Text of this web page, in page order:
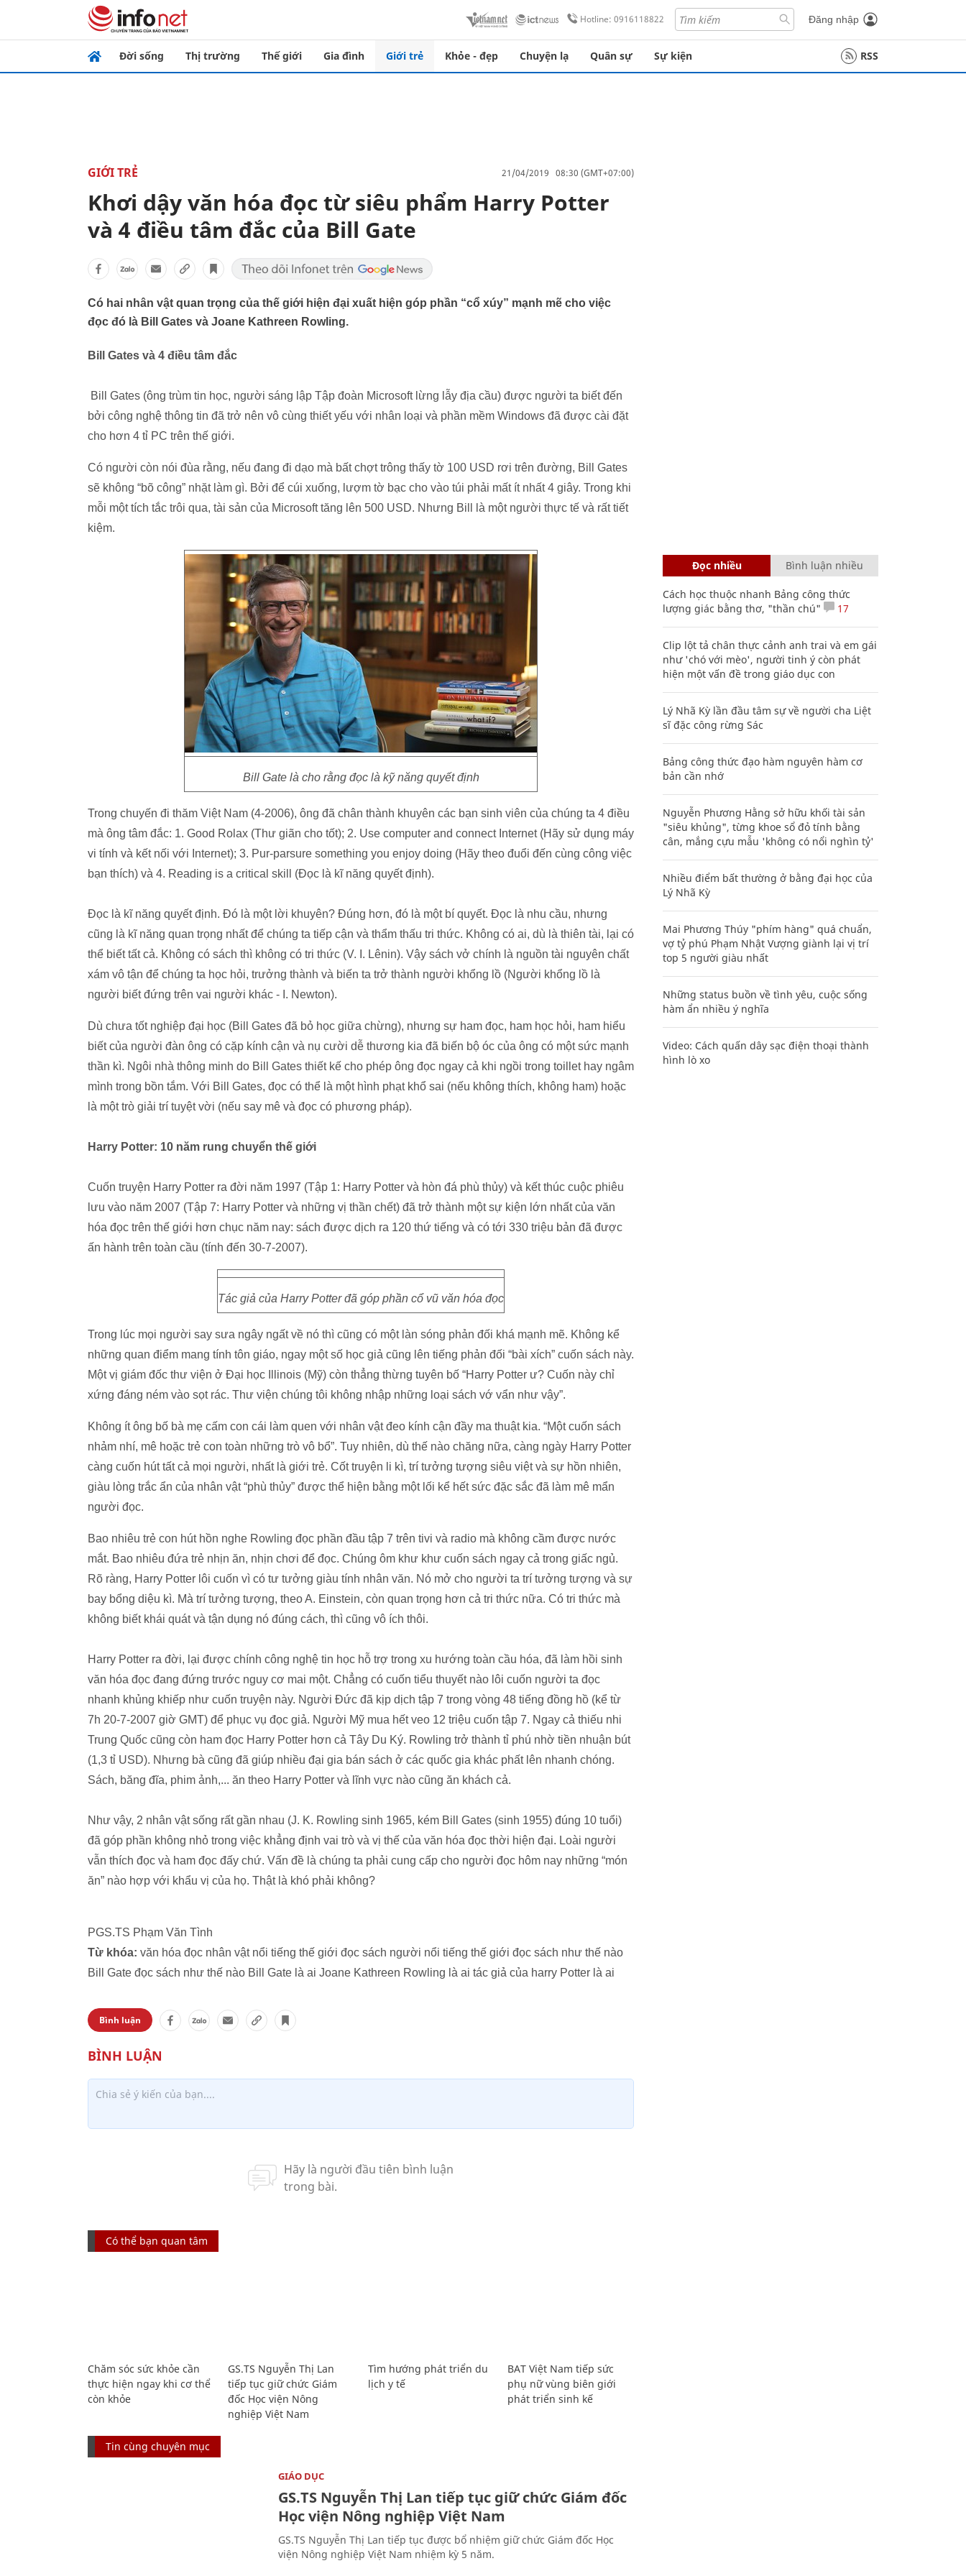
Hotline: 0916118822 Đăng nhập
Đời sống Thị trường Thế giới Gia đình Giới trẻ Khỏe - đẹp Chuyện lạ Quân sự Sự kiện RSS
GIỚI TRẺ 21/04/2019 08:30 (GMT+07:00)
Khơi dậy văn hóa đọc từ siêu phẩm Harry Potter
và 4 điều tâm đắc của Bill Gate
Có hai nhân vật quan trọng của thế giới hiện đại xuất hiện góp phần “cổ xúy” mạnh mẽ cho việc
đọc đó là Bill Gates và Joane Kathreen Rowling.
Bill Gates và 4 điều tâm đắc
Bill Gates (ông trùm tin học, người sáng lập Tập đoàn Microsoft lừng lẫy địa cầu) được người ta biết đến
bởi công nghệ thông tin đã trở nên vô cùng thiết yếu với nhân loại và phần mềm Windows đã được cài đặt
cho hơn 4 tỉ PC trên thế giới.
Có người còn nói đùa rằng, nếu đang đi dạo mà bất chợt trông thấy tờ 100 USD rơi trên đường, Bill Gates
sẽ không “bõ công” nhặt làm gì. Bởi để cúi xuống, lượm tờ bạc cho vào túi phải mất ít nhất 4 giây. Trong khi
mỗi một tích tắc trôi qua, tài sản của Microsoft tăng lên 500 USD. Nhưng Bill là một người thực tế và rất tiết
kiệm.
Bill Gate là cho rằng đọc là kỹ năng quyết định
Trong chuyến đi thăm Việt Nam (4-2006), ông đã chân thành khuyên các bạn sinh viên của chúng ta 4 điều
mà ông tâm đắc: 1. Good Rolax (Thư giãn cho tốt); 2. Use computer and connect Internet (Hãy sử dụng máy
vi tính và kết nối với Internet); 3. Pur-parsure something you enjoy doing (Hãy theo đuổi đến cùng công việc
bạn thích) và 4. Reading is a critical skill (Đọc là kĩ năng quyết định).
Đọc là kĩ năng quyết định. Đó là một lời khuyên? Đúng hơn, đó là một bí quyết. Đọc là nhu cầu, nhưng
cũng là kĩ năng quan trọng nhất để chúng ta tiếp cận và thẩm thấu tri thức. Không có ai, dù là thiên tài, lại có
thể biết tất cả. Không có sách thì không có tri thức (V. I. Lênin). Vậy sách vở chính là nguồn tài nguyên chất
xám vô tận để chúng ta học hỏi, trưởng thành và biến ta trở thành người khổng lồ (Người khổng lồ là
người biết đứng trên vai người khác - I. Newton).
Dù chưa tốt nghiệp đại học (Bill Gates đã bỏ học giữa chừng), nhưng sự ham đọc, ham học hỏi, ham hiểu
biết của người đàn ông có cặp kính cận và nụ cười dễ thương kia đã biến bộ óc của ông có một sức mạnh
thần kì. Ngôi nhà thông minh do Bill Gates thiết kế cho phép ông đọc ngay cả khi ngồi trong toillet hay ngâm
mình trong bồn tắm. Với Bill Gates, đọc có thể là một hình phạt khổ sai (nếu không thích, không ham) hoặc
là một trò giải trí tuyệt vời (nếu say mê và đọc có phương pháp).
Harry Potter: 10 năm rung chuyển thế giới
Cuốn truyện Harry Potter ra đời năm 1997 (Tập 1: Harry Potter và hòn đá phù thủy) và kết thúc cuộc phiêu
lưu vào năm 2007 (Tập 7: Harry Potter và những vị thần chết) đã trở thành một sự kiện lớn nhất của văn
hóa đọc trên thế giới hơn chục năm nay: sách được dịch ra 120 thứ tiếng và có tới 330 triệu bản đã được
ấn hành trên toàn cầu (tính đến 30-7-2007).
Tác giả của Harry Potter đã góp phần cổ vũ văn hóa đọc
Trong lúc mọi người say sưa ngây ngất về nó thì cũng có một làn sóng phản đối khá mạnh mẽ. Không kể
những quan điểm mang tính tôn giáo, ngay một số học giả cũng lên tiếng phản đối “bài xích” cuốn sách này.
Một vị giám đốc thư viện ở Đại học Illinois (Mỹ) còn thẳng thừng tuyên bố “Harry Potter ư? Cuốn này chỉ
xứng đáng ném vào sọt rác. Thư viện chúng tôi không nhập những loại sách vớ vẩn như vậy”.
Không ít ông bố bà mẹ cấm con cái làm quen với nhân vật đeo kính cận đầy ma thuật kia. “Một cuốn sách
nhảm nhí, mê hoặc trẻ con toàn những trò vô bổ”. Tuy nhiên, dù thế nào chăng nữa, càng ngày Harry Potter
càng cuốn hút tất cả mọi người, nhất là giới trẻ. Cốt truyện li kì, trí tưởng tượng siêu việt và sự hồn nhiên,
giàu lòng trắc ẩn của nhân vật “phù thủy” được thể hiện bằng một lối kể hết sức đặc sắc đã làm mê mẩn
người đọc.
Bao nhiêu trẻ con hút hồn nghe Rowling đọc phần đầu tập 7 trên tivi và radio mà không cầm được nước
mắt. Bao nhiêu đứa trẻ nhịn ăn, nhịn chơi để đọc. Chúng ôm khư khư cuốn sách ngay cả trong giấc ngủ.
Rõ ràng, Harry Potter lôi cuốn vì có tư tưởng giàu tính nhân văn. Nó mở cho người ta trí tưởng tượng và sự
bay bổng diệu kì. Mà trí tưởng tượng, theo A. Einstein, còn quan trọng hơn cả tri thức nữa. Có tri thức mà
không biết khái quát và tận dụng nó đúng cách, thì cũng vô ích thôi.
Harry Potter ra đời, lại được chính công nghệ tin học hỗ trợ trong xu hướng toàn cầu hóa, đã làm hồi sinh
văn hóa đọc đang đứng trước nguy cơ mai một. Chẳng có cuốn tiểu thuyết nào lôi cuốn người ta đọc
nhanh khủng khiếp như cuốn truyện này. Người Đức đã kịp dịch tập 7 trong vòng 48 tiếng đồng hồ (kể từ
7h 20-7-2007 giờ GMT) để phục vụ đọc giả. Người Mỹ mua hết veo 12 triệu cuốn tập 7. Ngay cả thiếu nhi
Trung Quốc cũng còn ham đọc Harry Potter hơn cả Tây Du Ký. Rowling trở thành tỉ phú nhờ tiền nhuận bút
(1,3 tỉ USD). Nhưng bà cũng đã giúp nhiều đại gia bán sách ở các quốc gia khác phất lên nhanh chóng.
Sách, băng đĩa, phim ảnh,... ăn theo Harry Potter và lĩnh vực nào cũng ăn khách cả.
Như vậy, 2 nhân vật sống rất gần nhau (J. K. Rowling sinh 1965, kém Bill Gates (sinh 1955) đúng 10 tuổi)
đã góp phần không nhỏ trong việc khẳng định vai trò và vị thế của văn hóa đọc thời hiện đại. Loài người
vẫn thích đọc và ham đọc đấy chứ. Vấn đề là chúng ta phải cung cấp cho người đọc hôm nay những “món
ăn” nào hợp với khẩu vị của họ. Thật là khó phải không?
PGS.TS Phạm Văn Tình
Từ khóa: văn hóa đọc nhân vật nổi tiếng thế giới đọc sách người nổi tiếng thế giới đọc sách như thế nào
Bill Gate đọc sách như thế nào Bill Gate là ai Joane Kathreen Rowling là ai tác giả của harry Potter là ai
Bình luận
Có thể bạn quan tâm
Chăm sóc sức khỏe cần
thực hiện ngay khi cơ thể
còn khỏe
GS.TS Nguyễn Thị Lan
tiếp tục giữ chức Giám
đốc Học viện Nông
nghiệp Việt Nam
Tìm hướng phát triển du
lịch y tế
BAT Việt Nam tiếp sức
phụ nữ vùng biên giới
phát triển sinh kế
Tin cùng chuyên mục
GIÁO DỤC
GS.TS Nguyễn Thị Lan tiếp tục giữ chức Giám đốc
Học viện Nông nghiệp Việt Nam
GS.TS Nguyễn Thị Lan tiếp tục được bổ nhiệm giữ chức Giám đốc Học
viện Nông nghiệp Việt Nam nhiệm kỳ 5 năm.
Đọc nhiều Bình luận nhiều
Cách học thuộc nhanh Bảng công thức
lượng giác bằng thơ, "thần chú"
17
Clip lột tả chân thực cảnh anh trai và em gái
như 'chó với mèo', người tinh ý còn phát
hiện một vấn đề trong giáo dục con
Lý Nhã Kỳ lần đầu tâm sự về người cha Liệt
sĩ đặc công rừng Sác
Bảng công thức đạo hàm nguyên hàm cơ
bản cần nhớ
Nguyễn Phương Hằng sở hữu khối tài sản
"siêu khủng", từng khoe sổ đỏ tính bằng
cân, mắng cựu mẫu 'không có nổi nghìn tỷ'
Nhiều điểm bất thường ở bằng đại học của
Lý Nhã Kỳ
Mai Phương Thúy "phím hàng" quá chuẩn,
vợ tỷ phú Phạm Nhật Vượng giành lại vị trí
top 5 người giàu nhất
Những status buồn về tình yêu, cuộc sống
hàm ẩn nhiều ý nghĩa
Video: Cách quấn dây sạc điện thoại thành
hình lò xo